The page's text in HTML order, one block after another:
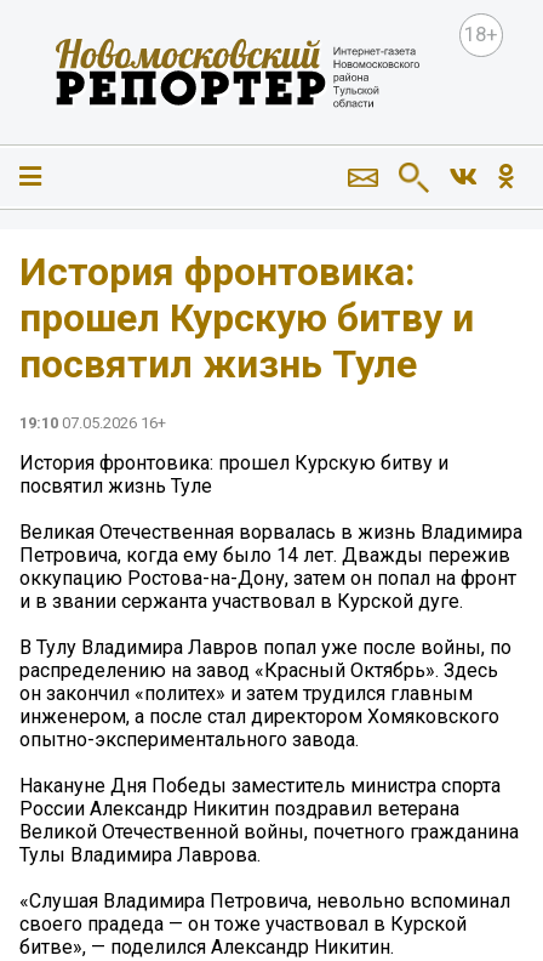
18+
История фронтовика:
прошел Курскую битву и
посвятил жизнь Туле
19:10 07.05.2026 16+
История фронтовика: прошел Курскую битву и
посвятил жизнь Туле
Великая Отечественная ворвалась в жизнь Владимира
Петровича, когда ему было 14 лет. Дважды пережив
оккупацию Ростова-на-Дону, затем он попал на фронт
и в звании сержанта участвовал в Курской дуге.
В Тулу Владимира Лавров попал уже после войны, по
распределению на завод «Красный Октябрь». Здесь
он закончил «политех» и затем трудился главным
инженером, а после стал директором Хомяковского
опытно-экспериментального завода.
Накануне Дня Победы заместитель министра спорта
России Александр Никитин поздравил ветерана
Великой Отечественной войны, почетного гражданина
Тулы Владимира Лаврова.
«Слушая Владимира Петровича, невольно вспоминал
своего прадеда — он тоже участвовал в Курской
битве», — поделился Александр Никитин.